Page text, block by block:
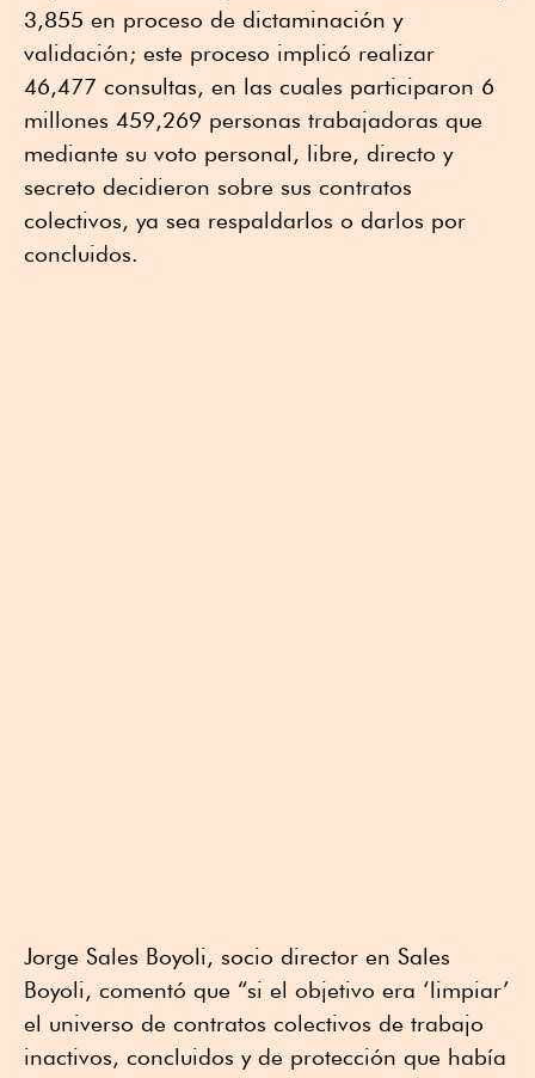
3,855 en proceso de dictaminación y
validación; este proceso implicó realizar
46,477 consultas, en las cuales participaron 6
millones 459,269 personas trabajadoras que
mediante su voto personal, libre, directo y
secreto decidieron sobre sus contratos
colectivos, ya sea respaldarlos o darlos por
concluidos.
Jorge Sales Boyoli, socio director en Sales
Boyoli, comentó que “si el objetivo era ‘limpiar’
el universo de contratos colectivos de trabajo
inactivos, concluidos y de protección que había